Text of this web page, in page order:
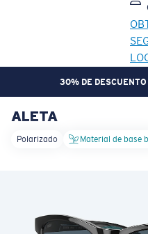
30% DE
OBJETIVO
Precio:
ALETA
Polarizado Material de base